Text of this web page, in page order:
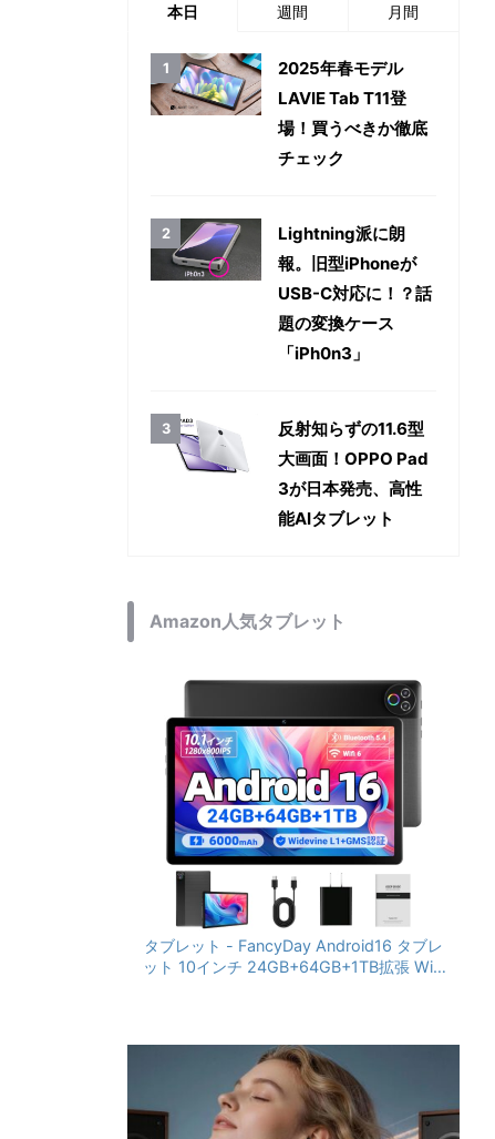
本日 週間 月間
2025年春モデル
LAVIE Tab T11登
場！買うべきか徹底
チェック
Lightning派に朗
報。旧型iPhoneが
USB-C対応に！？話
題の変換ケース
「iPh0n3」
反射知らずの11.6型
大画面！OPPO Pad
3が日本発売、高性
能AIタブレット
Amazon人気タブレット
タブレット - FancyDay Android16 タブレ
ット 10インチ 24GB+64GB+1TB拡張 WiFi
RGBライト 児童守護 IPS画面 日本語説明書